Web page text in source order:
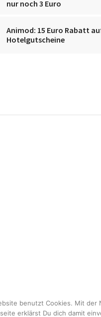
nur noch 3 Euro
Animod: 15 Euro Rabatt
Hotelgutscheine
benutzt Cookies. Mit der
erklärst Du dich damit